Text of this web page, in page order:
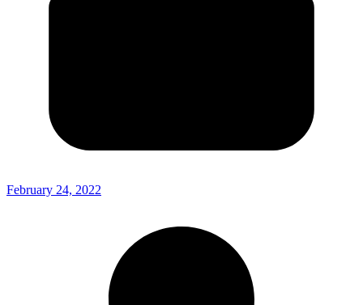
February 24, 2022